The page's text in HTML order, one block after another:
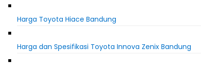
Harga Toyota Hiace Bandung
Harga dan Spesifikasi Toyota Innova Zenix Bandung